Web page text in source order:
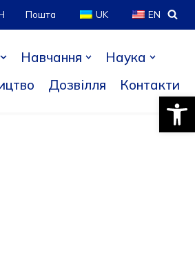
Пошта UK EN
Навчання
Наука
Дозвілля Контакти